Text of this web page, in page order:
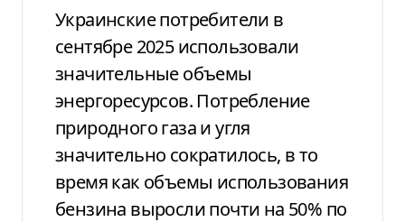
Украинские потребители в
сентябре 2025 использовали
значительные объемы
энергоресурсов. Потребление
природного газа и угля
значительно сократилось, в то
время как объемы использования
бензина выросли почти на 50% по